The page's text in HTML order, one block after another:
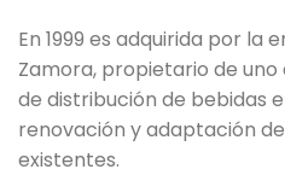
En 1999 es adquirida por la
Zamora, propietario de
de distribución de bebidas
renovación y adaptación
existentes.